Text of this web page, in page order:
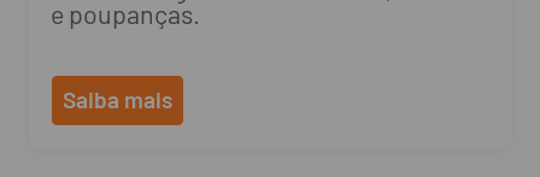
e poupanças.
Saiba mais